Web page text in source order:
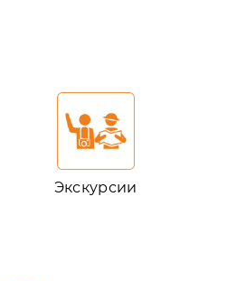
Экскурсии